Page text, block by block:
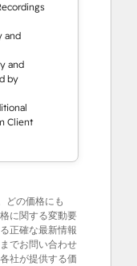
and
and
by
Client
どの価格にも
に関する変動要
正確な最新情報
でお問い合わせ
社が提供する価